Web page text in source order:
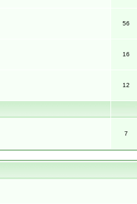
56
16
12
7